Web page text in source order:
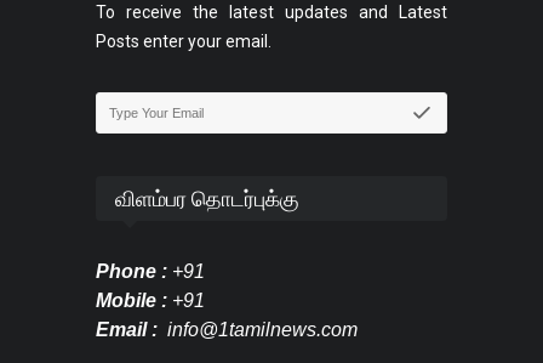
To receive the latest updates and Latest
Posts enter your email.
விளம்பர தொடர்புக்கு
Phone : +91
Mobile : +91
Email : info@1tamilnews.com